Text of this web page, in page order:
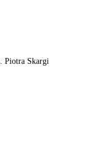
Piotra Skargi